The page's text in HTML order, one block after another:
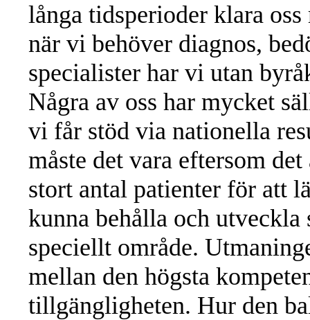
långa tidsperioder klara
när vi behöver diagnos,
specialister har vi utan
Några av oss har mycket
vi får stöd via nationella
måste det vara eftersom
stort antal patienter för att
kunna behålla och
speciellt område.
mellan den högsta
tillgängligheten. Hur den